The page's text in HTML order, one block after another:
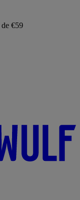
€59